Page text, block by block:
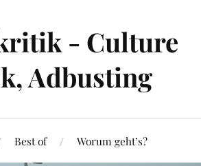
- Culture
Adbusting
Best of Worum geht’s?